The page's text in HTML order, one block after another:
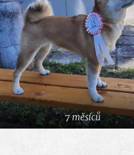
7 měsíců